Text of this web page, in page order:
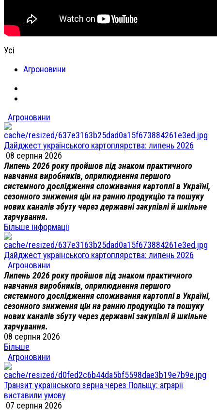
Усі
Агроновини
Агроновини
Дайджест українського картоплярства: липень 2026
08 серпня 2026
Липень 2026 року пройшов під знаком практичного
навчання виробників, оприлюднення першого
системного дослідження споживання картоплі в Україні,
сезонного зниження цін на ранню продукцію та пошуку
нових каналів збуту через державні закупівлі й шкільне
харчування.
Більше інформації
Дайджест українського картоплярства: липень 2026
Агроновини
Липень 2026 року пройшов під знаком практичного
навчання виробників, оприлюднення першого
системного дослідження споживання картоплі в Україні,
сезонного зниження цін на ранню продукцію та пошуку
нових каналів збуту через державні закупівлі й шкільне
харчування.
08 серпня 2026
Більше
Агроновини
Транзит українського зерна через Польщу: аграрії
виставили умову
07 серпня 2026